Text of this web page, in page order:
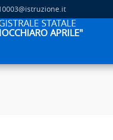
STATALE
APRILE"